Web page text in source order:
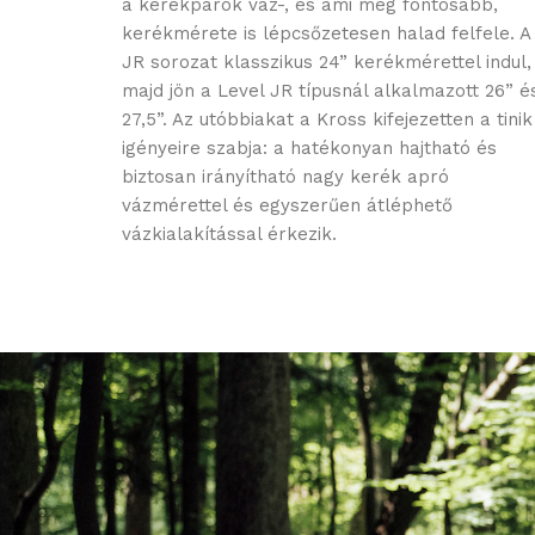
a kerékpárok váz-, és ami még fontosabb,
kerékmérete is lépcsőzetesen halad felfele. A
JR sorozat klasszikus 24” kerékmérettel indul,
majd jön a Level JR típusnál alkalmazott 26”
27,5”. Az utóbbiakat a Kross kifejezetten a tinik
igényeire szabja: a hatékonyan hajtható és
biztosan irányítható nagy kerék apró
vázmérettel és egyszerűen átléphető
vázkialakítással érkezik.